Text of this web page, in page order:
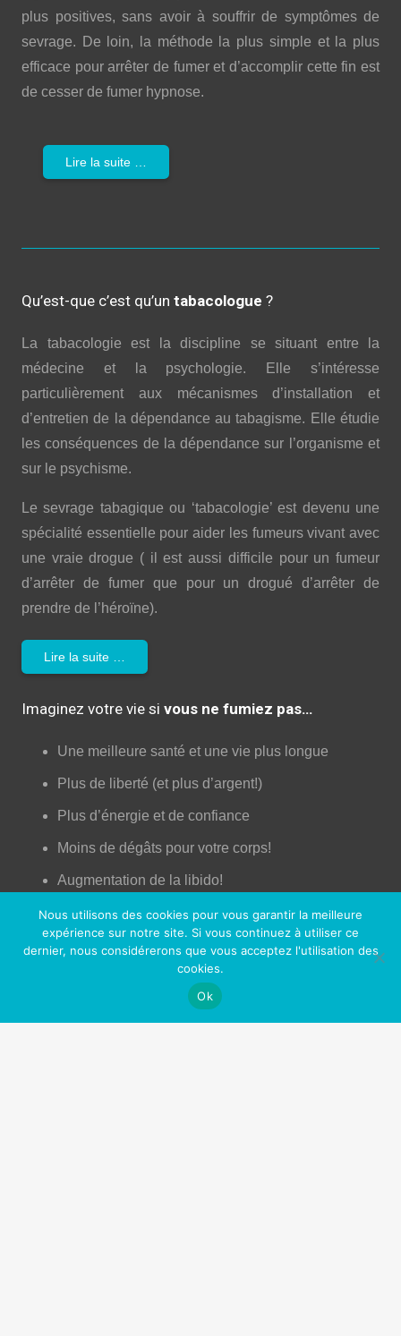
plus positives, sans avoir à souffrir de symptômes de
sevrage. De loin, la méthode la plus simple et la plus
efficace pour arrêter de fumer et d’accomplir cette fin est
de cesser de fumer hypnose.
Lire la suite …
Qu’est-que c’est qu’un tabacologue ?
La tabacologie est la discipline se situant entre la
médecine et la psychologie. Elle s’intéresse
particulièrement aux mécanismes d’installation et
d’entretien de la dépendance au tabagisme. Elle étudie
les conséquences de la dépendance sur l’organisme et
sur le psychisme.
Le sevrage tabagique ou ‘tabacologie’ est devenu une
spécialité essentielle pour aider les fumeurs vivant avec
une vraie drogue ( il est aussi difficile pour un fumeur
d’arrêter de fumer que pour un drogué d’arrêter de
prendre de l’héroïne).
Lire la suite …
Imaginez votre vie si vous ne fumiez pas…
Une meilleure santé et une vie plus longue
Plus de liberté (et plus d’argent!)
Plus d’énergie et de confiance
Moins de dégâts pour votre corps!
Augmentation de la libido!
Une peau plus jeune
Un meilleur contrôle de votre vie
Plus d’opportunités professionnelles et sociales
Nous utilisons des cookies pour vous garantir la meilleure
expérience sur notre site. Si vous continuez à utiliser ce
dernier, nous considérerons que vous acceptez l'utilisation des
cookies.
Ok